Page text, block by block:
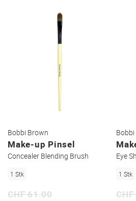
Bobbi Brown
Make-up Pinsel
Concealer Blending Brush
1 Stk
CHF 61.00
Eye
1 Stk